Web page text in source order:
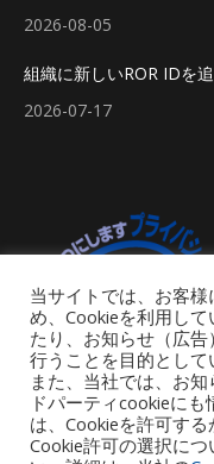
2026-08-05
組織に新しいROR IDを
2026-07-17
当サイトでは、お客
め、Cookieを利用し
たり、お知らせ（広
行うことを目的として
また、当社では、お
ドパーティcookieに
は、Cookieを許可する
Cookie許可の選択に